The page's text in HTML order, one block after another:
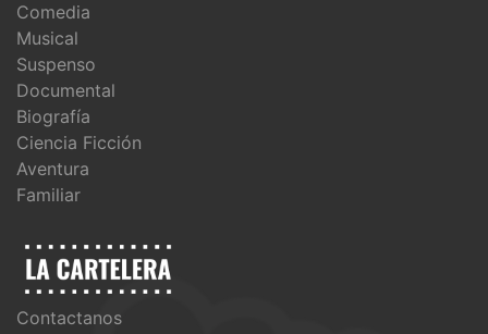
Comedia
Musical
Suspenso
Documental
Biografía
Ciencia Ficción
Aventura
Familiar
Contactanos